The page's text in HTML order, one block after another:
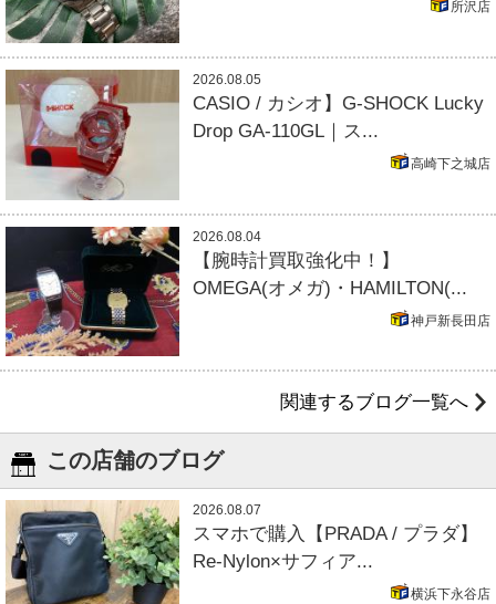
所沢店
2026.08.05
CASIO / カシオ】G-SHOCK Lucky
Drop GA-110GL｜ス...
高崎下之城店
2026.08.04
【腕時計買取強化中！】
OMEGA(オメガ)・HAMILTON(...
神戸新長田店
関連するブログ一覧へ
この店舗のブログ
2026.08.07
スマホで購入【PRADA / プラダ】
Re-Nylon×サフィア...
横浜下永谷店